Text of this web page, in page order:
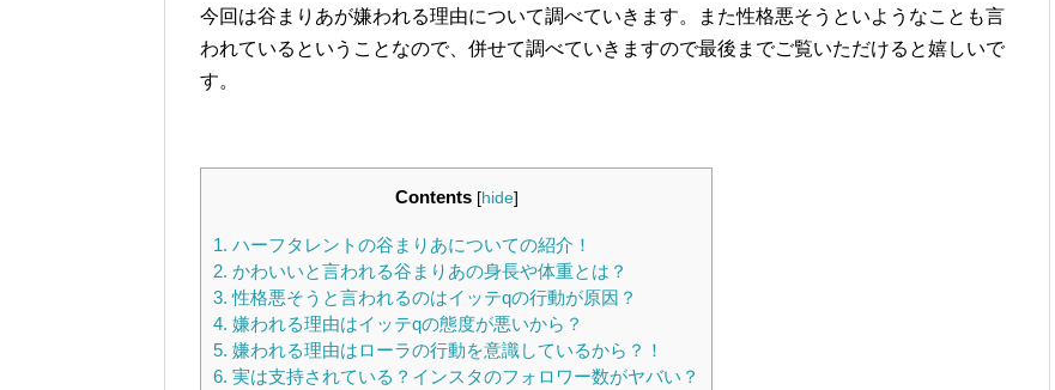
今回は谷まりあが嫌われる理由について調べていきます。また性格悪そうといようなことも言
われているということなので、併せて調べていきますので最後までご覧いただけると嬉しいで
す。
Contents [hide]
1. ハーフタレントの谷まりあについての紹介！
2. かわいいと言われる谷まりあの身長や体重とは？
3. 性格悪そうと言われるのはイッテqの行動が原因？
4. 嫌われる理由はイッテqの態度が悪いから？
5. 嫌われる理由はローラの行動を意識しているから？！
6. 実は支持されている？インスタのフォロワー数がヤバい？